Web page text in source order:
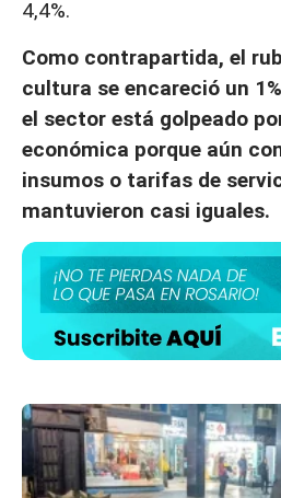
4,4%.
Como contrapartida, el
cultura se encareció un
el sector está golpeado
económica porque aún
insumos o tarifas de
mantuvieron casi iguales.